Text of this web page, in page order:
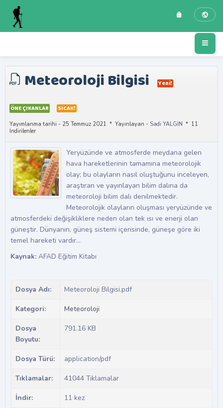
Meteoroloji Bilgisi Yeni!
ÖNE ÇIKANLAR SICAK!
Yayımlanma tarihi - 25 Temmuz 2021 Yayınlayan - Sadi YALGIN
11
İndirilenler
Yeryüzünde ve atmosferde meydana gelen
hava hareketlerinin tamamına meteorolojik
olay; bu olayların nasıl oluştuğunu inceleyen,
araştıran ve yayınlayan bilim dalına da
meteoroloji bilim dalı denilmektedir.
Meteorolojik olayların oluşması yeryüzünde ve
atmosferdeki değişikliklere neden olan tek ısı ve enerji olan
güneştir. Dünyanın, güneş sistemi içerisinde, güneşe göre iki
temel hareketi vardır…
Kaynak: AFAD Eğitim Kitabı
Dosya Adı: Meteoroloji Bilgisi.pdf
Kategori: Meteoroloji
Dosya
Boyutu:
791.16 KB
Dosya Türü: application/pdf
Tıklamalar: 41044 Tıklamalar
İndir: 11 kez